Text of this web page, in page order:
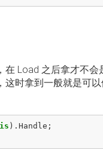
Load 之后拿才不会
时拿到一般就是可以
). Handle ;